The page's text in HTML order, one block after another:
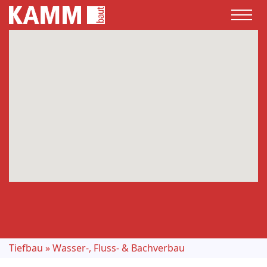
Tiefbau »Wasser-, Fluss- & Bachverbau